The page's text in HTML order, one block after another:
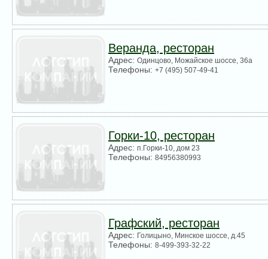
Веранда, ресторан
Адрес:Одинцово, Можайское шоссе, 36а
Телефоны:+7 (495) 507-49-41
Горки-10, ресторан
Адрес:п.Горки-10, дом 23
Телефоны:84956380993
Графский, ресторан
Адрес:Голицыно, Минское шоссе, д.45
Телефоны:8-499-393-32-22